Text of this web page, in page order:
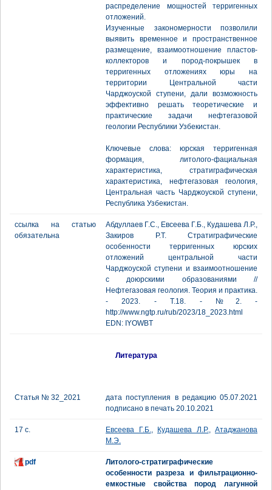
распределение мощностей терригенных
отложений.
Изученные закономерности позволили
выявить временное и пространственное
размещение, взаимоотношение пластов-
коллекторов и пород-покрышек в
терригенных отложениях юры на
территории Центральной части
Чарджоуской ступени, дали возможность
эффективно решать теоретические и
практические задачи нефтегазовой
геологии Республики Узбекистан.
Ключевые слова: юрская терригенная
формация, литолого-фациальная
характеристика, стратиграфическая
характеристика, нефтегазовая геология,
Центральная часть Чарджоуской ступени,
Республика Узбекистан.
ссылка на статью
обязательна
Абдуллаев Г.С., Евсеева Г.Б., Кудашева Л.Р.,
Закиров Р.Т. Стратиграфические
особенности терригенных юрских
отложений центральной части
Чарджоуской ступени и взаимоотношение
с доюрскими образованиями //
Нефтегазовая геология. Теория и практика.
- 2023. - Т.18. - №2. -
http://www.ngtp.ru/rub/2023/18_2023.html
EDN: IYOWBT
Литература
Статья № 32_2021
дата поступления в редакцию 05.07.2021
подписано в печать 20.10.2021
17 с. Евсеева Г.Б., Кудашева Л.Р., Атаджанова
М.Э.
pdf
Литолого-стратиграфические
особенности разреза и фильтрационно-
емкостные свойства пород лагунной